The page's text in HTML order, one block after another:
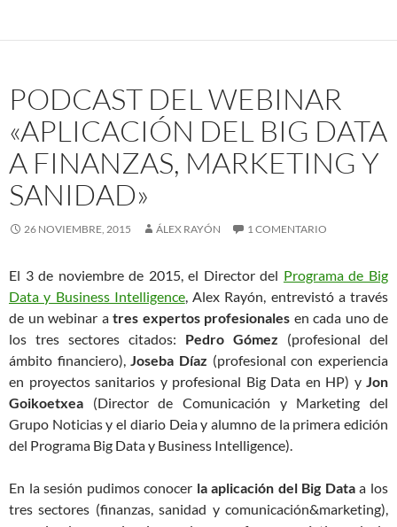
PODCAST DEL WEBINAR
«APLICACIÓN DEL BIG DATA
A FINANZAS, MARKETING Y
SANIDAD»
26 NOVIEMBRE, 2015 ÁLEX RAYÓN 1 COMENTARIO
El 3 de noviembre de 2015, el Director del Programa de Big
Data y Business Intelligence, Alex Rayón, entrevistó a través
de un webinar a tres expertos profesionales en cada uno de
los tres sectores citados: Pedro Gómez (profesional del
ámbito financiero),Joseba Díaz (profesional con experiencia
en proyectos sanitarios y profesional Big Data en HP) y Jon
Goikoetxea (Director de Comunicación y Marketing del
Grupo Noticias y el diario Deia y alumno de la primera edición
del Programa Big Data y Business Intelligence).
En la sesión pudimos conocer la aplicación del Big Dataa los
tres sectores (finanzas, sanidad y comunicación&marketing),